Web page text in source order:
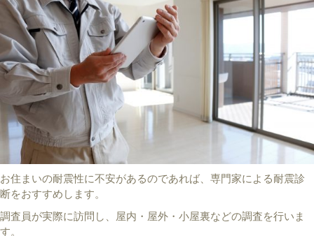
お住まいの耐震性に不安があるのであれば、専門家による耐震診
断をおすすめします。
調査員が実際に訪問し、屋内・屋外・小屋裏などの調査を行いま
す。